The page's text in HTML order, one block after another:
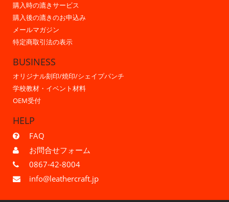
購入時の漉きサービス
購入後の漉きのお申込み
メールマガジン
特定商取引法の表示
BUSINESS
オリジナル刻印/焼印/シェイプパンチ
学校教材・イベント材料
OEM受付
HELP
FAQ
お問合せフォーム
0867-42-8004
info@leathercraft.jp